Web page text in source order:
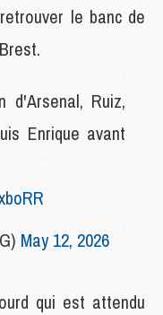
le banc de
d'Arsenal, Ruiz,
Enrique avant
May 12, 2026
qui est attendu